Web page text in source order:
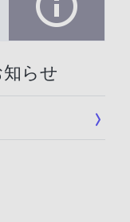
らせ